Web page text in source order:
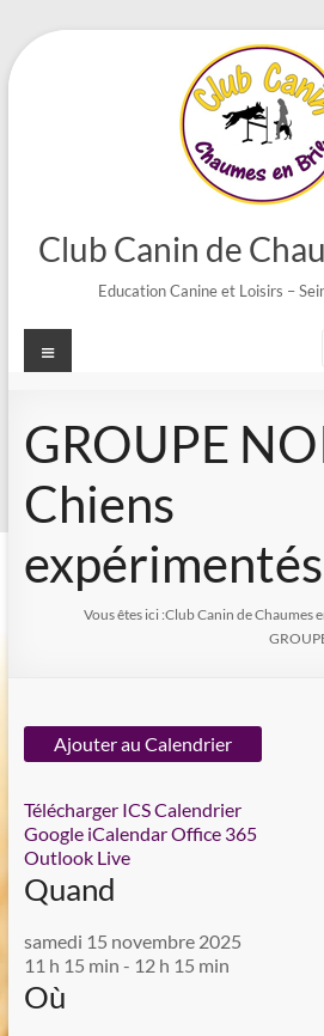
Aller
au
Club Canin de
Education Canine et Loisirs –
Menu
GROUPE
Chiens
expérimentés
Vous êtes ici :Club Canin de Chaumes
Ajouter au Calendrier
Télécharger ICSCalendrier
Google iCalendarOffice 365
Outlook Live
Quand
samedi 15 novembre 2025
11 h 15 min - 12 h 15 min
Où